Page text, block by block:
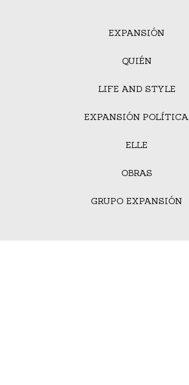
EXPANSIÓN
QUIÉN
LIFE AND STYLE
EXPANSIÓN POLÍTICA
ELLE
OBRAS
GRUPO EXPANSIÓN